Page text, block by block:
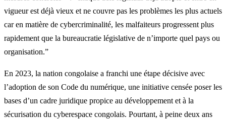
vigueur est déjà vieux et ne couvre pas les problèmes les plus actuels
car en matière de cybercriminalité, les malfaiteurs progressent plus
rapidement que la bureaucratie législative de n’importe quel pays ou
organisation.”
En 2023, la nation congolaise a franchi une étape décisive avec
l’adoption de son Code du numérique, une initiative censée poser les
bases d’un cadre juridique propice au développement et à la
sécurisation du cyberespace congolais. Pourtant, à peine deux ans